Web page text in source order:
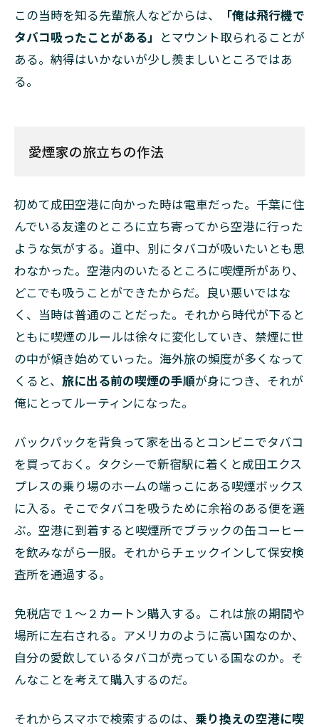
この当時を知る先輩旅人などからは、
「俺は飛行機で
タバコ吸ったことがある」 とマウント取られることが
ある。納得はいかないが少し羨ましいところではあ
る。
愛煙家の旅立ちの作法
初めて成田空港に向かった時は電車だった。千葉に住
んでいる友達のところに立ち寄ってから空港に行った
ような気がする。道中、別にタバコが吸いたいとも思
わなかった。空港内のいたるところに喫煙所があり、
どこでも吸うことができたからだ。良い悪いではな
く、当時は普通のことだった。それから時代が下ると
ともに喫煙のルールは徐々に変化していき、禁煙に世
の中が傾き始めていった。海外旅の頻度が多くなって
くると、 旅に出る前の喫煙の手順が身につき、それが
俺にとってルーティンになった。
バックパックを背負って家を出るとコンビニでタバコ
を買っておく。タクシーで新宿駅に着くと成田エクス
プレスの乗り場のホームの端っこにある喫煙ボックス
に入る。そこでタバコを吸うために余裕のある便を選
ぶ。空港に到着すると喫煙所でブラックの缶コーヒー
を飲みながら一服。それからチェックインして保安検
査所を通過する。
免税店で１〜２カートン購入する。これは旅の期間や
場所に左右される。アメリカのように高い国なのか、
自分の愛飲しているタバコが売っている国なのか。そ
んなことを考えて購入するのだ。
それからスマホで検索するのは、 乗り換えの空港に喫